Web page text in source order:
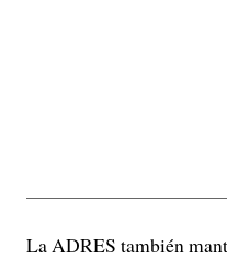
La ADRES también